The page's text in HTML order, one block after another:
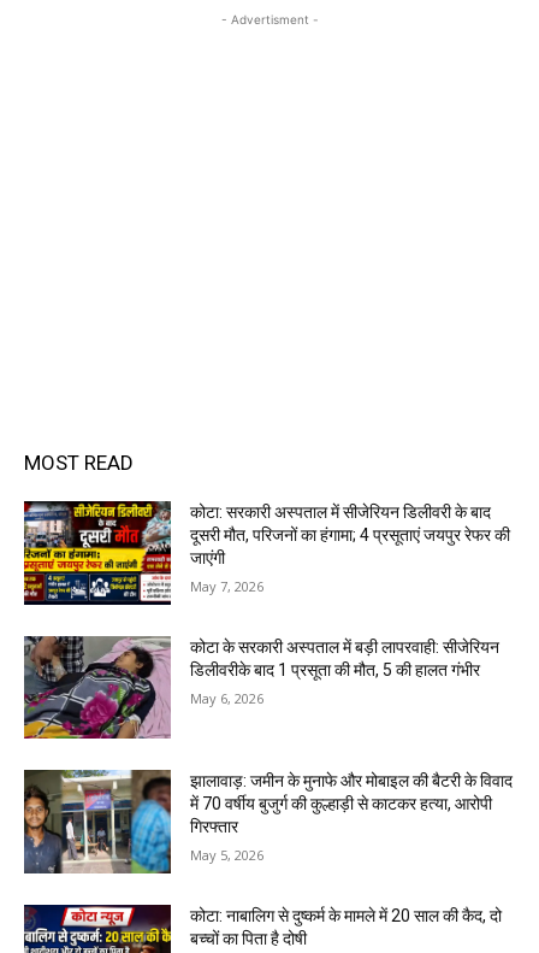
- Advertisment -
MOST READ
कोटा: सरकारी अस्पताल में सीजेरियन डिलीवरी के बाद
दूसरी मौत, परिजनों का हंगामा; 4 प्रसूताएं जयपुर रेफर की
जाएंगी
May 7, 2026
कोटा के सरकारी अस्पताल में बड़ी लापरवाही: सीजेरियन
डिलीवरीके बाद 1 प्रसूता की मौत, 5 की हालत गंभीर
May 6, 2026
झालावाड़: जमीन के मुनाफे और मोबाइल की बैटरी के विवाद
में 70 वर्षीय बुजुर्ग की कुल्हाड़ी से काटकर हत्या, आरोपी
गिरफ्तार
May 5, 2026
कोटा: नाबालिग से दुष्कर्म के मामले में 20 साल की कैद, दो
बच्चों का पिता है दोषी